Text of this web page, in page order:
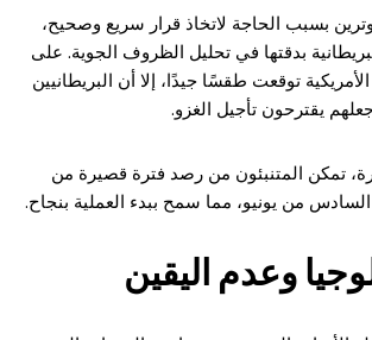
بسبب الحاجة لاتخاذ قرار سريع وصحيح،
بدقتها في تحليل الظروف الجوية. على
توقعت طقسًا جيدًا، إلا أن البريطانيين
يقترحون تأجيل الغزو.
تمكن المتنبئون من رصد فترة قصيرة من
من يونيو، مما سمح ببدء العملية بنجاح.
وعدم اليقين